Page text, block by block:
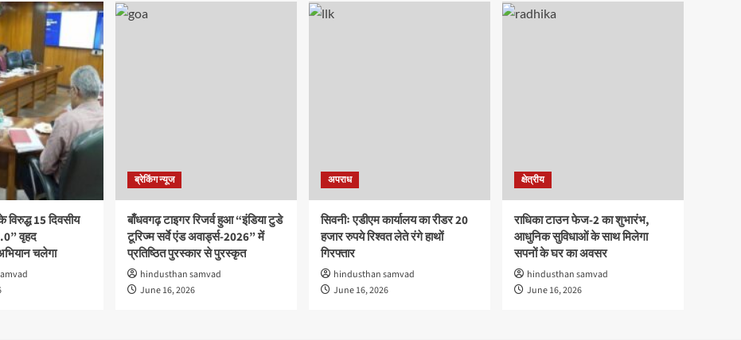
विरुद्ध 15 दिवसीय
वृहद
चलेगा
ब्रेकिंग न्यूज
बाँधवगढ़ टाइगर रिजर्व हुआ “इंडिया टुडे
टूरिज्म सर्वे एंड अवार्ड्स-2026” में
प्रतिष्ठित पुरस्कार से पुरस्कृत
hindusthan samvad
June 16, 2026
अपराध
सिवनीः एडीएम कार्यालय का रीडर 20
हजार रुपये रिश्वत लेते रंगे हाथों
गिरफ्तार
hindusthan samvad
June 16, 2026
क्षेत्रीय
राधिका टाउन फेज-2 का शुभारंभ,
आधुनिक सुविधाओं के साथ मिलेगा
सपनों के घर का अवसर
hindusthan samvad
June 16, 2026